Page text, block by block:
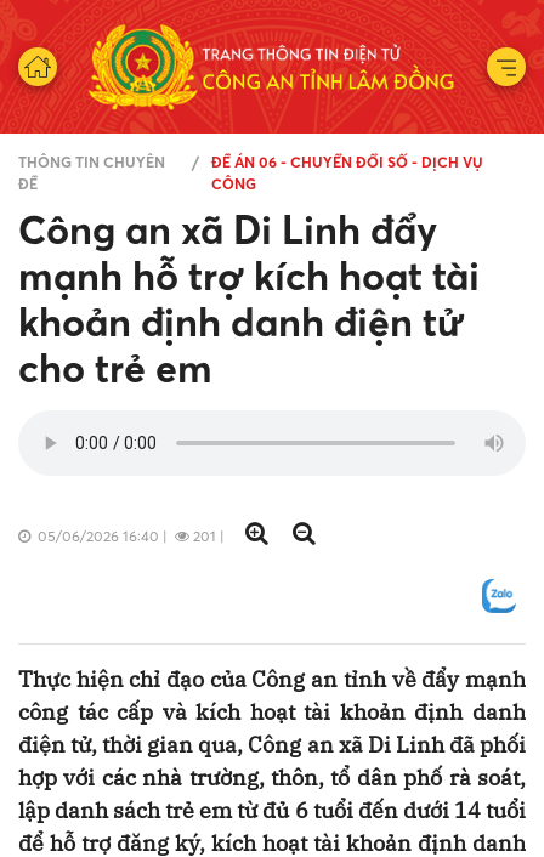
THÔNG TIN CHUYÊN
ĐỀ
ĐỀ ÁN 06 - CHUYỂN ĐỔI SỐ - DỊCH VỤ
CÔNG
Công an xã Di Linh đẩy
mạnh hỗ trợ kích hoạt tài
khoản định danh điện tử
cho trẻ em
05/06/2026 16:40 | 201 |
Thực hiện chỉ đạo của Công an tỉnh về đẩy mạnh
công tác cấp và kích hoạt tài khoản định danh
điện tử, thời gian qua, Công an xã Di Linh đã phối
hợp với các nhà trường, thôn, tổ dân phố rà soát,
lập danh sách trẻ em từ đủ 6 tuổi đến dưới 14 tuổi
để hỗ trợ đăng ký, kích hoạt tài khoản định danh